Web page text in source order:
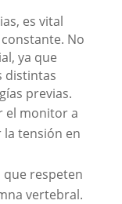
es vital
No
ya que
distintas
previas.
el monitor a
tensión en
que respeten
vertebral.